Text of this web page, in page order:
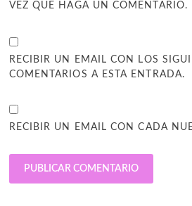
VEZ QUE HAGA UN COMENTARIO.
RECIBIR UN EMAIL CON LOS
COMENTARIOS A ESTA ENTRADA.
RECIBIR UN EMAIL CON CADA